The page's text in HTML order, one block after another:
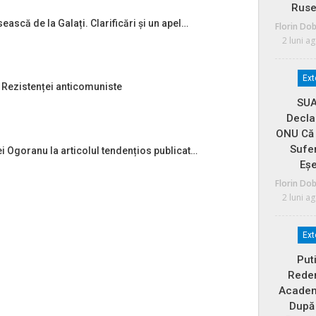
de la Galați. Clarificări și un apel…
anticomuniste
Ogoranu la articolul tendențios publicat…
Florin
2 luni
ONU
Florin
2 luni